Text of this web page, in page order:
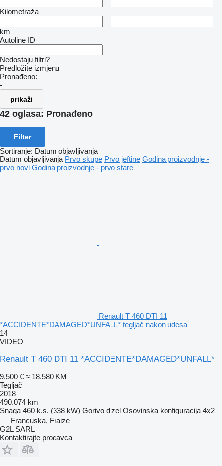
–
Kilometraža
–
km
Autoline ID
Nedostaju filtri?
Predložite izmjenu
Pronađeno:
-
prikaži
42 oglasa: Pronađeno
Filter
Sortiranje: Datum objavljivanja
Datum objavljivanja Prvo skupe Prvo jeftine Godina proizvodnje -
prvo novi Godina proizvodnje - prvo stare
Renault T 460 DTI 11
*ACCIDENTE*DAMAGED*UNFALL* tegljač nakon udesa
14
VIDEO
Renault T 460 DTI 11 *ACCIDENTE*DAMAGED*UNFALL*
9.500 € ≈ 18.580 KM
Tegljač
2018
490.074 km
Snaga 460 k.s. (338 kW) Gorivo dizel Osovinska konfiguracija 4x2
Francuska, Fraize
G2L SARL
Kontaktirajte prodavca